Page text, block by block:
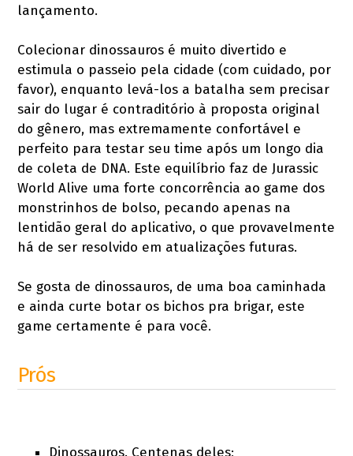
lançamento.
Colecionar dinossauros é muito divertido e
estimula o passeio pela cidade (com cuidado, por
favor), enquanto levá-los a batalha sem precisar
sair do lugar é contraditório à proposta original
do gênero, mas extremamente confortável e
perfeito para testar seu time após um longo dia
de coleta de DNA. Este equilíbrio faz de Jurassic
World Alive uma forte concorrência ao game dos
monstrinhos de bolso, pecando apenas na
lentidão geral do aplicativo, o que provavelmente
há de ser resolvido em atualizações futuras.
Se gosta de dinossauros, de uma boa caminhada
e ainda curte botar os bichos pra brigar, este
game certamente é para você.
Prós
Dinossauros. Centenas deles;